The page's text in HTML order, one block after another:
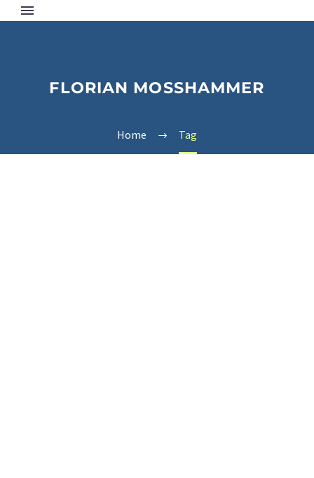
FLORIAN MOSSHAMMER
Home Tag